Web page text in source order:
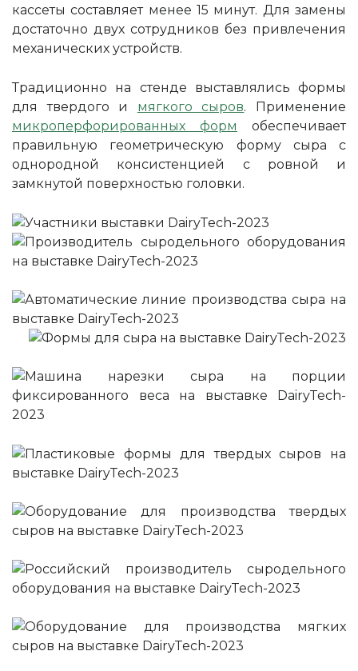
кассеты составляет менее 15 минут. Для замены
достаточно двух сотрудников без привлечения
механических устройств.
Традиционно на стенде выставлялись формы
для твердого и мягкого сыров. Применение
микроперфорированных форм
обеспечивает
правильную геометрическую форму сыра с
однородной консистенцией с ровной и
замкнутой поверхностью головки.